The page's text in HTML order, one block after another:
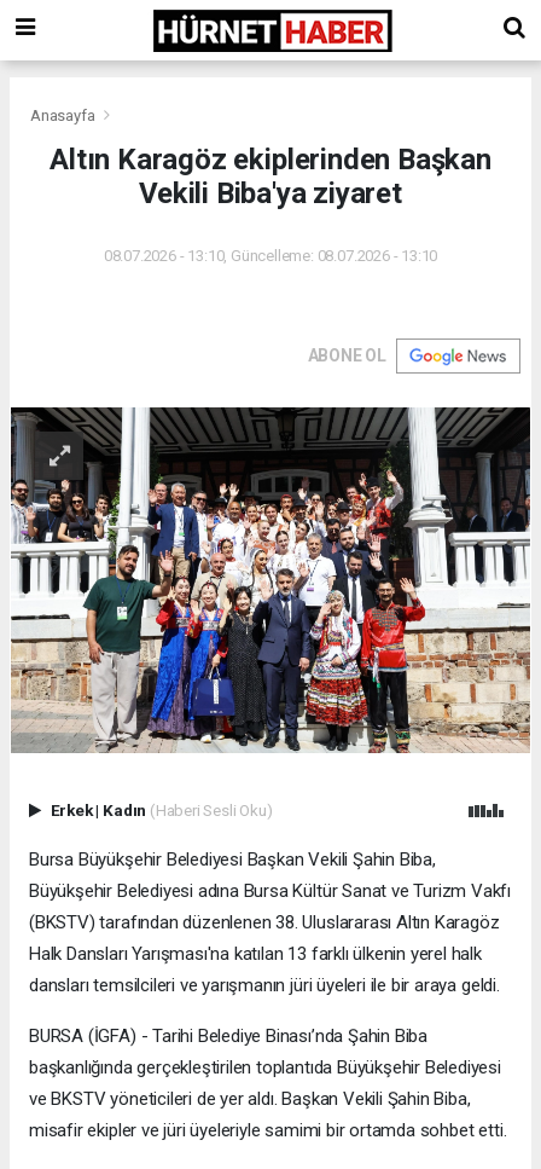
Anasayfa
Altın Karagöz ekiplerinden Başkan
Vekili Biba'ya ziyaret
08.07.2026 - 13:10, Güncelleme: 08.07.2026 - 13:10
ABONE OL
Erkek| Kadın (Haberi Sesli Oku)
Bursa Büyükşehir Belediyesi Başkan Vekili Şahin Biba,
Büyükşehir Belediyesi adına Bursa Kültür Sanat ve Turizm Vakfı
(BKSTV) tarafından düzenlenen 38. Uluslararası Altın Karagöz
Halk Dansları Yarışması'na katılan 13 farklı ülkenin yerel halk
dansları temsilcileri ve yarışmanın jüri üyeleri ile bir araya geldi.
BURSA (İGFA) - Tarihi Belediye Binası’nda Şahin Biba
başkanlığında gerçekleştirilen toplantıda Büyükşehir Belediyesi
ve BKSTV yöneticileri de yer aldı. Başkan Vekili Şahin Biba,
misafir ekipler ve jüri üyeleriyle samimi bir ortamda sohbet etti.